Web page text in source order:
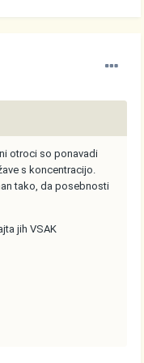
otroci so ponavadi
s koncentracijo.
tako, da posebnosti
jih VSAK